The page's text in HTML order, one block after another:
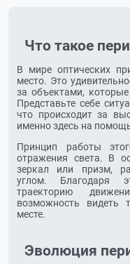
Что такое
В мире оптических
место. Это
за объектами,
Представьте себе
что происходит за
именно здесь на
Принцип работы
отражения света. В
зеркал или призм,
углом. Благодаря
траекторию
возможность видеть
месте.
Эволюция